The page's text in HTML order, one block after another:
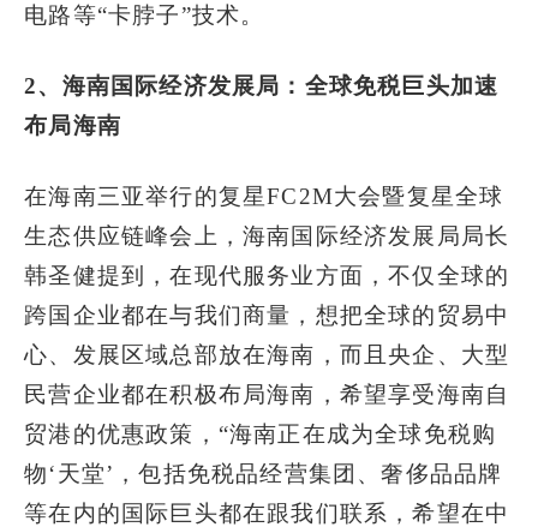
电路等“卡脖子”技术。
2、海南国际经济发展局：全球免税巨头加速
布局海南
在海南三亚举行的复星FC2M大会暨复星全球
生态供应链峰会上，海南国际经济发展局局长
韩圣健提到，在现代服务业方面，不仅全球的
跨国企业都在与我们商量，想把全球的贸易中
心、发展区域总部放在海南，而且央企、大型
民营企业都在积极布局海南，希望享受海南自
贸港的优惠政策，“海南正在成为全球免税购
物‘天堂’，包括免税品经营集团、奢侈品品牌
等在内的国际巨头都在跟我们联系，希望在中